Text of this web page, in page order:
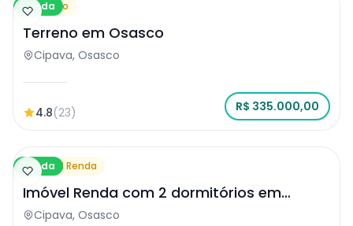
Venda
Terreno
Terreno em Osasco
Cipava, Osasco
4.8(23) R$ 335.000,00
Venda
Imóvel Renda
Imóvel Renda com 2 dormitórios em
Osasco
Cipava, Osasco